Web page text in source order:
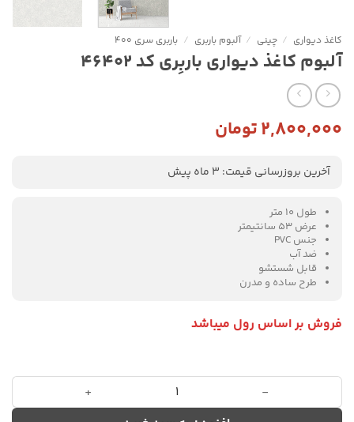
کاغذ دیواری / چینی / آلبوم باربری / باربری سری 400
آلبوم کاغذ دیواری باربِری کد 46402
۲,۸۰۰,۰۰۰تومان
آخرین بروزرسانی قیمت: 3 ماه پیش
طول 10 متر
عرض 53 سانتیمتر
جنس PVC
ضد آب
قابل شستشو
طرح ساده و مدرن
فروش بر اساس رول میباشد
آلبوم کاغذ دیواری باربِری کد 46402 عدد